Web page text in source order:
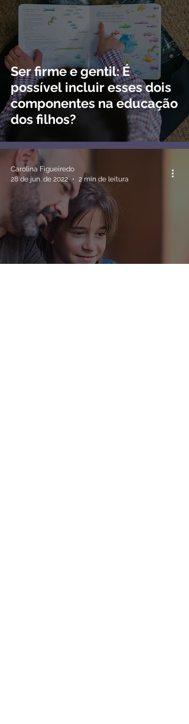
Ser firme e gentil: É
possível incluir esses dois
componentes na educação
dos filhos?
Carolina Figueiredo
28 de jun. de 2022
2 min de leitura